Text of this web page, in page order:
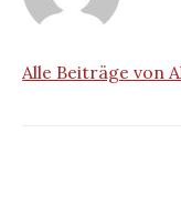
Alle Beiträge von